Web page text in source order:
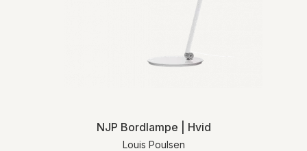
NJP Bordlampe | Hvid
Louis Poulsen